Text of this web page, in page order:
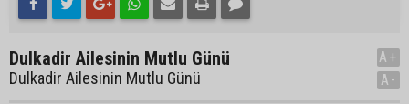
Dulkadir Ailesinin Mutlu Günü
Dulkadir Ailesinin Mutlu Günü
A+
A-